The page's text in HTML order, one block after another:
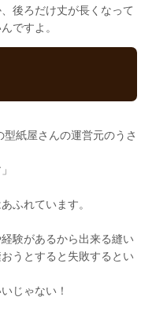
後ろだけ丈が長くなって
ですよ。
紙屋さんの運営元のうさ
ふれています。
験があるから出来る縫い
うとすると失敗するとい
じゃない！